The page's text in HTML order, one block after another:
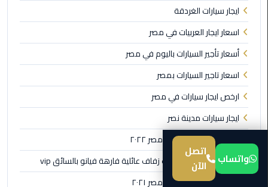
من
مطار
برج
العرب
إلى
القاهرة
من
مطار
برج
العرب
الى
ايجار سيارات الغردقة
اسعار ايجار العربيات في مصر
أسعار تأجير السيارات باليوم في مصر
اسعار تاجير السيارات بمصر
ارخص ايجار سيارات في مصر
ايجار سيارات مدينة نصر
أسعار ايجار السيارات في مصر ٢٠٢٢
ايجار سيارات مصر سيارات زفاف عائلية فارهة فيانو بالسائق vip
أسعار إيجار السيارات في مصر ٢٠٢١
واتساب
اتصل
الآن